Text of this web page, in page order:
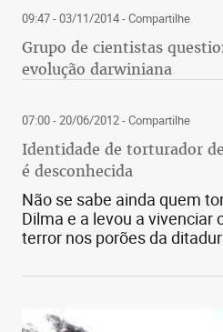
09:47 - 03/11/2014- Compartilhe
Grupo de cientistas
evolução darwiniana
07:00 - 20/06/2012- Compartilhe
Identidade de torturador
é desconhecida
Não se sabe ainda quem
Dilma e a levou a vivenciar
terror nos porões da